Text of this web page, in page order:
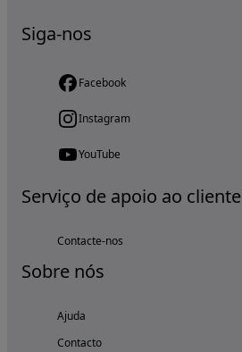
Siga-nos
Facebook
Instagram
YouTube
Serviço de apoio ao cliente
Contacte-nos
Sobre nós
Ajuda
Contacto